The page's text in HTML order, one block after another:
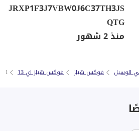
JRXP1F3J7VBW0J6C37TH3JS
QTG
منذ 2 شهور
الوسيل فوكس هيلز فوكس هيلز اي 13